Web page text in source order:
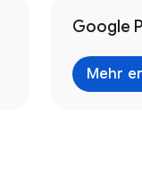
Google
Mehr